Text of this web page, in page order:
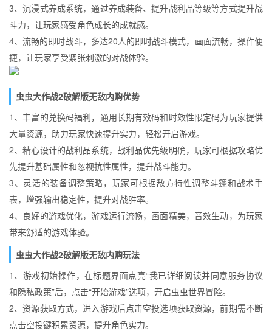
3、沉浸式养成系统，通过养成装备、提升战利品等级等方式提升战
斗力，让玩家感受角色成长的成就感。​
4、流畅的即时战斗，多达20人的即时战斗模式，画面流畅，操作便
捷，让玩家享受紧张刺激的对战体验。​
虫虫大作战2破解版无敌内购优势​
1、丰富的兑换码福利，通用长期有效码和时效性限定码为玩家提供
大量资源，助力玩家快速提升实力，轻松开启游戏。​
2、精心设计的战利品系统，战利品优先级明确，玩家可根据攻略优
先提升基础属性和忽视抗性属性，提升战斗能力。​
3、灵活的装备调整策略，玩家可根据敌方特性调整斗篷和战术手
表，增强输出稳定性，提升对战胜率。​
4、良好的游戏优化，游戏运行流畅，画面精美，音效生动，为玩家
带来舒适的游戏体验。​
虫虫大作战2破解版无敌内购玩法​
1、游戏初始操作，在标题界面点亮“我已详细阅读并同意服务协议
和隐私政策”后，点击“开始游戏”选项，开启虫虫世界冒险。​
2、资源获取方式，进入游戏后点击空投选项获取资源，前期需不断
点击空投键积累资源，提升角色实力。​